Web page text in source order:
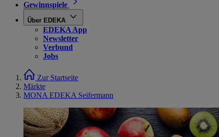
Gewinnspiele
Über EDEKA
EDEKA App
Newsletter
Verbund
Jobs
Zur Startseite
Märkte
MONA EDEKA Seifermann